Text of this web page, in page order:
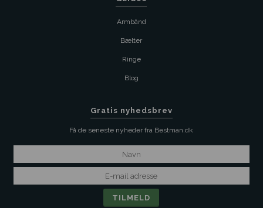
Armbånd
Bælter
Ringe
Blog
Gratis nyhedsbrev
Få de seneste nyheder fra Bestman.dk